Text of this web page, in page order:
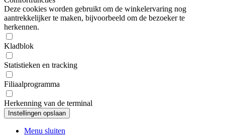
Deze cookies worden gebruikt om de winkelervaring nog
aantrekkelijker te maken, bijvoorbeeld om de bezoeker te
herkennen.
Kladblok
Statistieken en tracking
Filiaalprogramma
Herkenning van de terminal
Menu sluiten